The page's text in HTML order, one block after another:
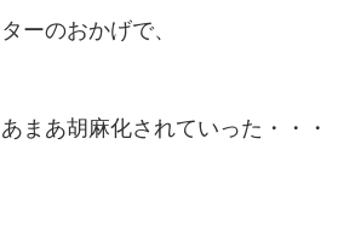
ーのおかげで、
まあ胡麻化されていった・・・